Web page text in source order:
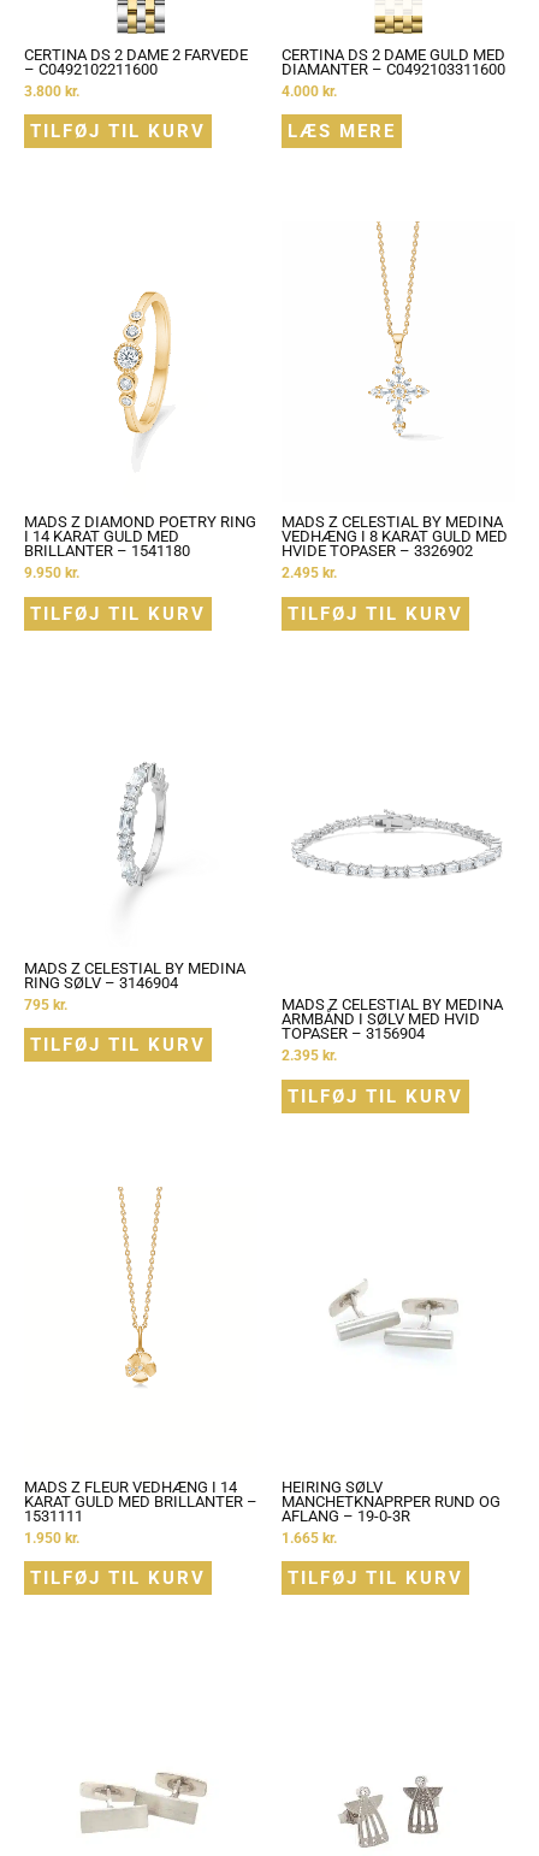
CERTINA DS 2 DAME 2 FARVEDE
– C0492102211600
3.800 kr.
TILFØJ TIL KURV
CERTINA DS 2 DAME GULD MED
DIAMANTER – C0492103311600
4.000 kr.
LÆS MERE
MADS Z DIAMOND POETRY RING
I 14 KARAT GULD MED
BRILLANTER – 1541180
9.950 kr.
TILFØJ TIL KURV
MADS Z CELESTIAL BY MEDINA
VEDHÆNG I 8 KARAT GULD MED
HVIDE TOPASER – 3326902
2.495 kr.
TILFØJ TIL KURV
MADS Z CELESTIAL BY MEDINA
RING SØLV – 3146904
795 kr.
TILFØJ TIL KURV
MADS Z CELESTIAL BY MEDINA
ARMBÅND I SØLV MED HVID
TOPASER – 3156904
2.395 kr.
TILFØJ TIL KURV
MADS Z FLEUR VEDHÆNG I 14
KARAT GULD MED BRILLANTER –
1531111
1.950 kr.
TILFØJ TIL KURV
HEIRING SØLV
MANCHETKNAPRPER RUND OG
AFLANG – 19-0-3R
1.665 kr.
TILFØJ TIL KURV